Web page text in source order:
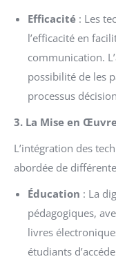
Efficacité : Les
l’efficacité en
communication.
possibilité de les
processus
3. La Mise en
L’intégration des
abordée de
Éducation : La
pédagogiques,
livres
étudiants